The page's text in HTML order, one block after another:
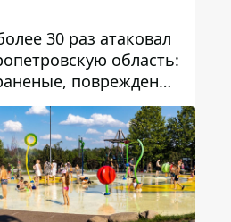
30 раз атаковал
область:
повреждены
дома и предприятия